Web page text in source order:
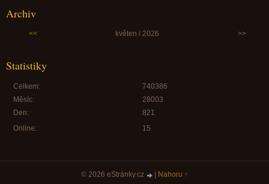
Archiv
<< květen / 2026 >>
Statistiky
Online: 15
Celkem:
740386
Měsíc:
28003
Den:
821
© 2026 eStránky.cz Nahoru ↑